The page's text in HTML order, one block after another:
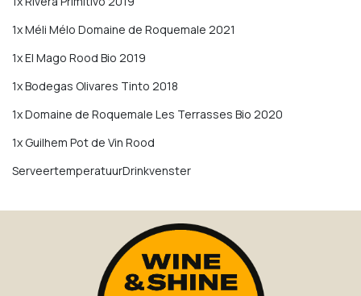
1x Méli Mélo Domaine de Roquemale 2021
1x El Mago Rood Bio 2019
1x Bodegas Olivares Tinto 2018
1x Domaine de Roquemale Les Terrasses Bio 2020
1x Guilhem Pot de Vin Rood
ServeertemperatuurDrinkvenster